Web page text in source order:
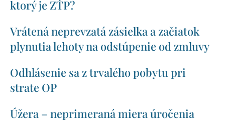
ktorý je ZŤP?
Vrátená neprevzatá zásielka a začiatok
plynutia lehoty na odstúpenie od zmluvy
Odhlásenie sa z trvalého pobytu pri
strate OP
Úžera – neprimeraná miera úročenia